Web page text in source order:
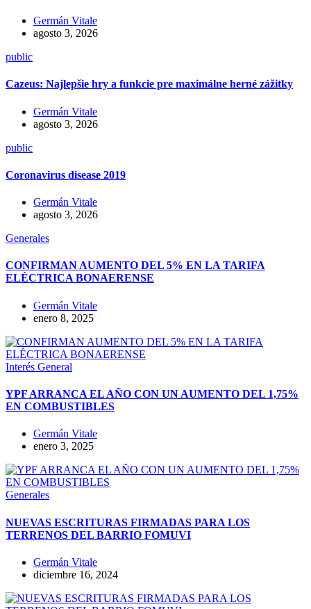
Germán Vitale
agosto 3, 2026
public
Cazeus: Najlepšie hry a funkcie pre maximálne herné zážitky
Germán Vitale
agosto 3, 2026
public
Coronavirus disease 2019
Germán Vitale
agosto 3, 2026
Generales
CONFIRMAN AUMENTO DEL 5% EN LA TARIFA
ELÉCTRICA BONAERENSE
Germán Vitale
enero 8, 2025
Interés General
YPF ARRANCA EL AÑO CON UN AUMENTO DEL 1,75%
EN COMBUSTIBLES
Germán Vitale
enero 3, 2025
Generales
NUEVAS ESCRITURAS FIRMADAS PARA LOS
TERRENOS DEL BARRIO FOMUVI
Germán Vitale
diciembre 16, 2024